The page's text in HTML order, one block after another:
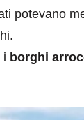
potevano
i borghi